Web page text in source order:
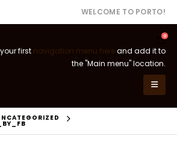
WELCOME TO PORTO!
0
first navigation menu hereand add it to
the "Main menu" location.